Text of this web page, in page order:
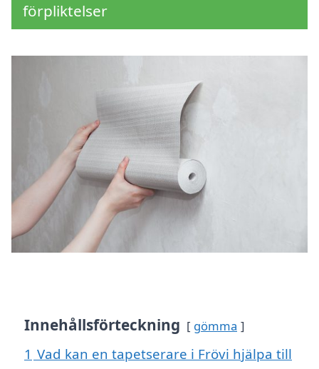
förpliktelser
Innehållsförteckning gömma
1 Vad kan en tapetserare i Frövi hjälpa till